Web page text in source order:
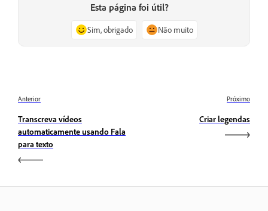
Esta página foi útil?
Sim, obrigado Não muito
Anterior
Transcreva vídeos
automaticamente usando Fala
para texto
Próximo
Criar legendas